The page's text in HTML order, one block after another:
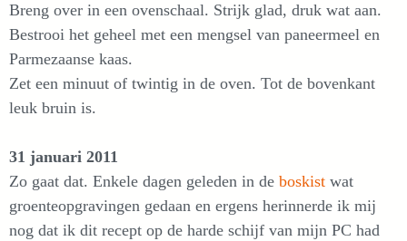
Breng over in een ovenschaal. Strijk glad, druk wat aan.
Bestrooi het geheel met een mengsel van paneermeel en
Parmezaanse kaas.
Zet een minuut of twintig in de oven. Tot de bovenkant
leuk bruin is.
31 januari 2011
Zo gaat dat. Enkele dagen geleden in de boskist wat
groenteopgravingen gedaan en ergens herinnerde ik mij
nog dat ik dit recept op de harde schijf van mijn PC had